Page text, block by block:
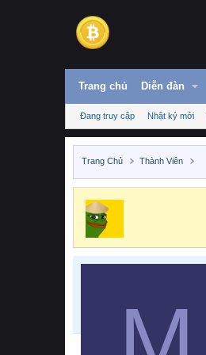
Trang chủ Diễn đàn
Đang truy cập Nhật ký mới
Trang Chủ Thành Viên